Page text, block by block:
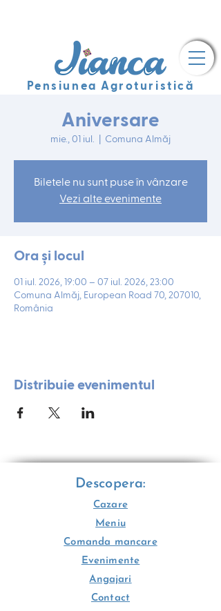
Pensiunea Agroturistică
Aniversare
mie., 01 iul. Comuna Almăj
Biletele nu sunt puse în vânzare
Vezi alte evenimente
Ora și locul
01 iul. 2026, 19:00 – 07 iul. 2026, 23:00
Comuna Almăj, European Road 70, 207010,
România
Distribuie evenimentul
Descopera:
Cazare
Meniu
Comanda mancare
Evenimente
Angajari
Contact